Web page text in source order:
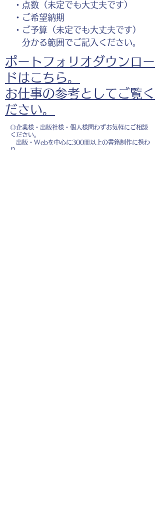
・点数（未定でも大丈夫です）
・ご希望納期
・ご予算（未定でも大丈夫です）
分かる範囲でご記入ください。
ポートフォリオダウンロー
ドはこちら。
お仕事の参考としてご覧く
ださい。
◎企業様・出版社様・個人様問わずお気軽にご相談
ください。
出版・Webを中心に300冊以上の書籍制作に携わ
り、